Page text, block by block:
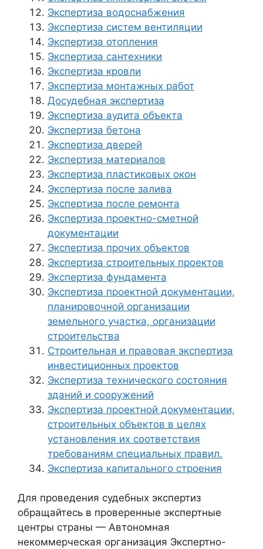
Экспертиза водоснабжения
Экспертиза систем вентиляции
Экспертиза отопления
Экспертиза сантехники
Экспертиза кровли
Экспертиза монтажных работ
Досудебная экспертиза
Экспертиза аудита объекта
Экспертиза бетона
Экспертиза дверей
Экспертиза материалов
Экспертиза пластиковых окон
Экспертиза после залива
Экспертиза после ремонта
Экспертиза проектно-сметной
документации
Экспертиза прочих объектов
Экспертиза строительных проектов
Экспертиза фундамента
Экспертиза проектной документации,
планировочной организации
земельного участка, организации
строительства
Строительная и правовая экспертиза
инвестиционных проектов
Экспертиза технического состояния
зданий и сооружений
Экспертиза проектной документации,
строительных объектов в целях
установления их соответствия
требованиям специальных правил.
Экспертиза капитального строения
Для проведения судебных экспертиз
обращайтесь в проверенные экспертные
центры страны — Автономная
некоммерческая организация Экспертно-